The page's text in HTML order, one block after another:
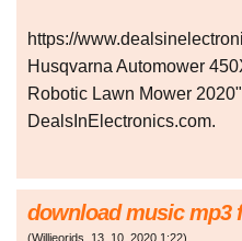
https://
Husqvarna Automower
Robotic Lawn Mower
DealsInElectronics.com.
download music mp3
(Willieorids 13. 10. 2020 1:22)